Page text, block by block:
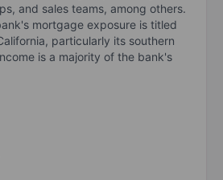
and sales teams, among others.
mortgage exposure is titled
particularly its southern
is a majority of the bank's